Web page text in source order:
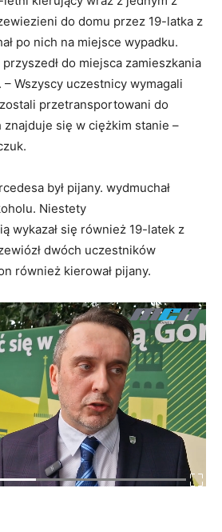
do domu przez 19-latka z
po nich na miejsce wypadku.
do miejsca zamieszkania
Wszyscy uczestnicy wymagali
przetransportowani do
znajduje się w ciężkim stanie –
był pijany. wydmuchał
Niestety
wykazał się również 19-latek z
dwóch uczestników
również kierował pijany.